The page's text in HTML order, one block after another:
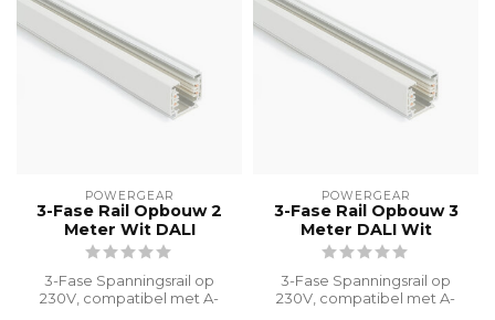
POWERGEAR
3-Fase Rail Opbouw 2
Meter Wit DALI
3-Fase Spanningsrail op
230V, compatibel met A-
POWERGEAR
3-Fase Rail Opbouw 3
Meter DALI Wit
3-Fase Spanningsrail op
230V, compatibel met A-